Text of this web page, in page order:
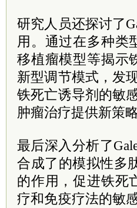
研究人员还探讨了
用。通过在多种类
移植瘤模型等揭示
新型调节模式，发
铁死亡诱导剂的敏
肿瘤治疗提供新策略
最后深入分析了
合成了的模拟性多
的作用，促进铁死
疗和免疫疗法的敏